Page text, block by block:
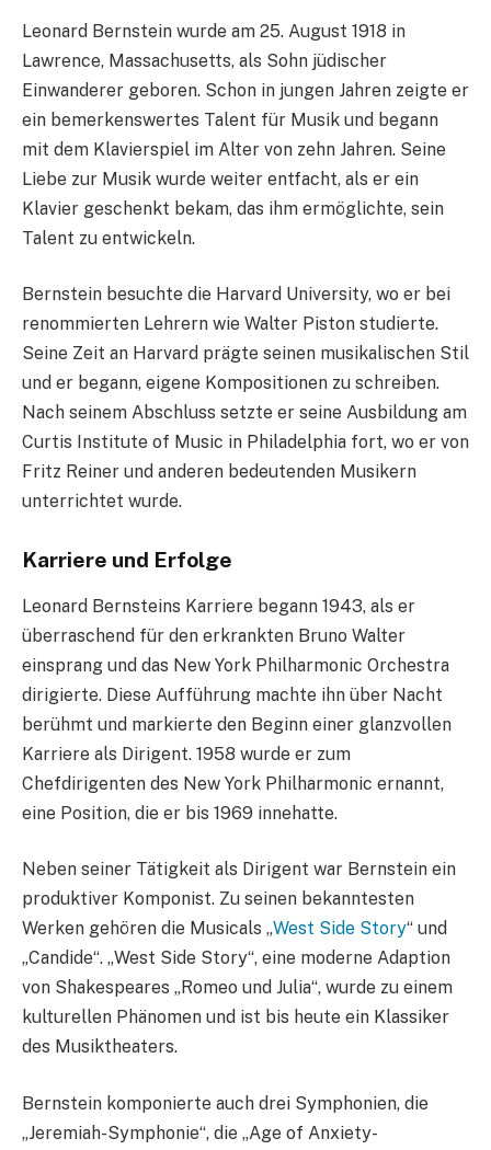
Leonard Bernstein wurde am 25. August 1918 in
Lawrence, Massachusetts, als Sohn jüdischer
Einwanderer geboren. Schon in jungen Jahren zeigte er
ein bemerkenswertes Talent für Musik und begann
mit dem Klavierspiel im Alter von zehn Jahren. Seine
Liebe zur Musik wurde weiter entfacht, als er ein
Klavier geschenkt bekam, das ihm ermöglichte, sein
Talent zu entwickeln.
Bernstein besuchte die Harvard University, wo er bei
renommierten Lehrern wie Walter Piston studierte.
Seine Zeit an Harvard prägte seinen musikalischen Stil
und er begann, eigene Kompositionen zu schreiben.
Nach seinem Abschluss setzte er seine Ausbildung am
Curtis Institute of Music in Philadelphia fort, wo er von
Fritz Reiner und anderen bedeutenden Musikern
unterrichtet wurde.
Karriere und Erfolge
Leonard Bernsteins Karriere begann 1943, als er
überraschend für den erkrankten Bruno Walter
einsprang und das New York Philharmonic Orchestra
dirigierte. Diese Aufführung machte ihn über Nacht
berühmt und markierte den Beginn einer glanzvollen
Karriere als Dirigent. 1958 wurde er zum
Chefdirigenten des New York Philharmonic ernannt,
eine Position, die er bis 1969 innehatte.
Neben seiner Tätigkeit als Dirigent war Bernstein ein
produktiver Komponist. Zu seinen bekanntesten
Werken gehören die Musicals „West Side Story“ und
„Candide“. „West Side Story“, eine moderne Adaption
von Shakespeares „Romeo und Julia“, wurde zu einem
kulturellen Phänomen und ist bis heute ein Klassiker
des Musiktheaters.
Bernstein komponierte auch drei Symphonien, die
„Jeremiah-Symphonie“, die „Age of Anxiety-